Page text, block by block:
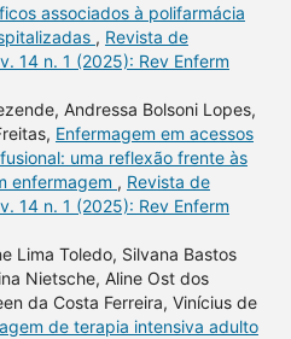
associados à polifarmácia
, Revista de
14 n. 1 (2025): Rev Enferm
Andressa Bolsoni Lopes,
Enfermagem em acessos
uma reflexão frente às
enfermagem , Revista de
14 n. 1 (2025): Rev Enferm
Lima Toledo, Silvana Bastos
Nietsche, Aline Ost dos
da Costa Ferreira, Vinícius de
de terapia intensiva adulto